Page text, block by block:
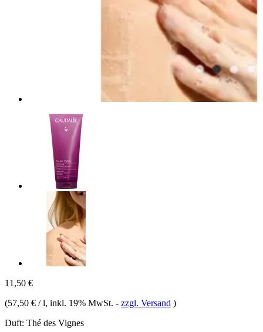
11,50 €
(57,50 € / l, inkl. 19% MwSt. - zzgl. Versand )
Duft: Thé des Vignes